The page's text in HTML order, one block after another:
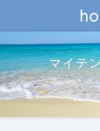
マイテ
海辺の